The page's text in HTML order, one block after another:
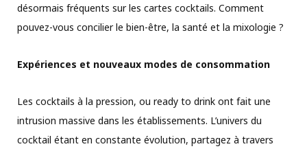
désormais fréquents sur les cartes cocktails. Comment
pouvez-vous concilier le bien-être, la santé et la mixologie ?
Expériences et nouveaux modes de consommation
Les cocktails à la pression, ou ready to drink ont fait une
intrusion massive dans les établissements. L’univers du
cocktail étant en constante évolution, partagez à travers